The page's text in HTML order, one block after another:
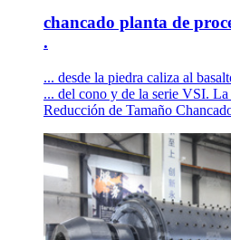
chancado planta de
.
... desde la piedra caliza al
... del cono y de la serie VSI.
Reducción de Tamaño